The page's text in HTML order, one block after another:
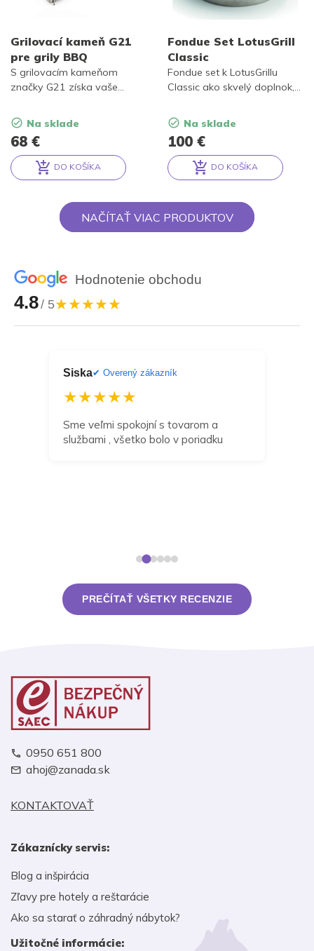
Grilovací kameň G21
pre grily BBQ
68 €
S grilovacím kameňom
značky G21 získa vaše
Na sklade
DO KOŠÍKA
Fondue Set LotusGrill
Classic
100 €
Fondue set k LotusGrillu
Classic ako skvelý doplnok,
rozmer.
Na sklade
DO KOŠÍKA
NAČÍTAŤ VIAC PRODUKTOV
Hodnotenie obchodu
4.8/ 5★★★★★
Siska✔ Overený zákazník
★★★★★
Sme veľmi spokojní s tovarom a
službami , všetko bolo v poriadku
PREČÍTAŤ VŠETKY RECENZIE
Užitočné informácie:
Zákaznícky servis:
Blog a inšpirácia
Zľavy pre hotely a reštarácie
Ako sa starať o záhradný nábytok?
0950 651 800
ahoj@zanada.sk
KONTAKTOVAŤ